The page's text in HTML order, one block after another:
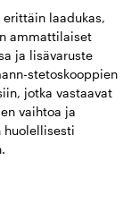
laadukas,
ammattilaiset
ja lisävaruste
stetoskooppien
jotka vastaavat
vaihtoa ja
huolellisesti